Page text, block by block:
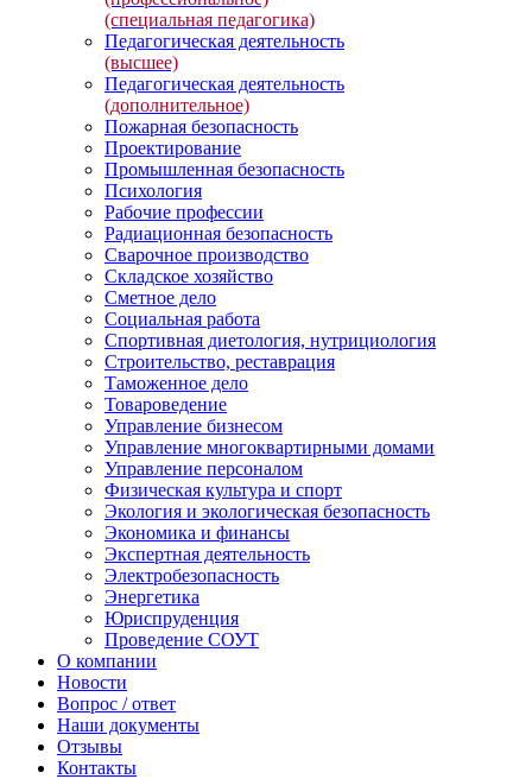
(специальная педагогика)
Педагогическая деятельность
(высшее)
Педагогическая деятельность
(дополнительное)
Пожарная безопасность
Проектирование
Промышленная безопасность
Психология
Рабочие профессии
Радиационная безопасность
Сварочное производство
Складское хозяйство
Сметное дело
Социальная работа
Спортивная диетология, нутрициология
Строительство, реставрация
Таможенное дело
Товароведение
Управление бизнесом
Управление многоквартирными домами
Управление персоналом
Физическая культура и спорт
Экология и экологическая безопасность
Экономика и финансы
Экспертная деятельность
Электробезопасность
Энергетика
Юриспруденция
Проведение СОУТ
О компании
Новости
Вопрос / ответ
Наши документы
Отзывы
Контакты